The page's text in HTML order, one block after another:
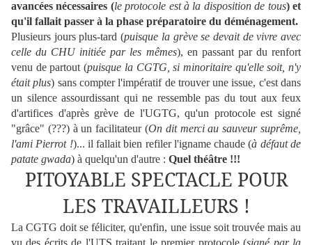
avancées nécessaires (le protocole est à la disposition de tous) et
qu'il fallait passer à la phase préparatoire du déménagement.
Plusieurs jours plus-tard (puisque la grève se devait de vivre avec
celle du CHU initiée par les mêmes), en passant par du renfort
venu de partout (puisque la CGTG, si minoritaire qu'elle soit, n'y
était plus) sans compter l'impératif de trouver une issue, c'est dans
un silence assourdissant qui ne ressemble pas du tout aux feux
d'artifices d'après grève de l'UGTG, qu'un protocole est signé
"grâce" (???) à un facilitateur (On dit merci au sauveur suprême,
l'ami Pierrot !)... il fallait bien refiler l'igname chaude (à défaut de
patate gwada) à quelqu'un d'autre : Quel théâtre !!!
PITOYABLE SPECTACLE POUR
LES TRAVAILLEURS !
La CGTG doit se féliciter, qu'enfin, une issue soit trouvée mais au